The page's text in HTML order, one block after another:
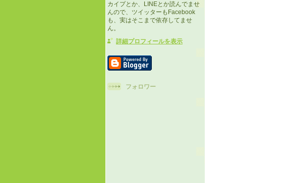
カイプとか、LINEとか読んでませ
んので、ツイッターもFacebook
も、実はそこまで依存してませ
ん。
詳細プロフィールを表示
フォロワー